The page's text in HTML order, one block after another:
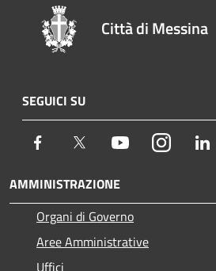
Città di Messina
SEGUICI SU
Facebook Twitter YoutubeInstagram
AMMINISTRAZIONE
Organi di Governo
Aree Amministrative
Uffici